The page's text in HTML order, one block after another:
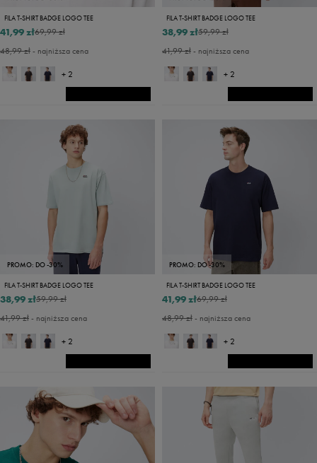
FILA T-SHIRT BADGE LOGO TEE
69,99 zł
41,99 zł
48,99 zł- najniższa cena
+ 2
FILA T-SHIRT BADGE LOGO TEE
59,99 zł
38,99 zł
41,99 zł- najniższa cena
+ 2
PROMO: DO -30%
FILA T-SHIRT BADGE LOGO TEE
59,99 zł
38,99 zł
41,99 zł- najniższa cena
+ 2
PROMO: DO -30%
FILA T-SHIRT BADGE LOGO TEE
69,99 zł
41,99 zł
48,99 zł- najniższa cena
+ 2